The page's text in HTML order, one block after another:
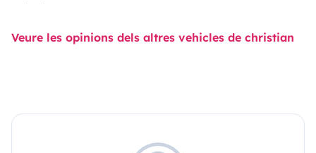
Veure les opinions dels altres vehicles de christian